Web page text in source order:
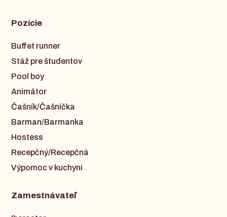
Pozície
Buffet runner
Stáž pre študentov
Pool boy
Animátor
Čašník/Čašníčka
Barman/Barmanka
Hostess
Recepčný/Recepčná
Výpomoc v kuchyni
Zamestnávateľ